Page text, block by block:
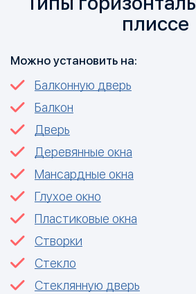
плиссе
Можно установить на:
Балконную дверь
Балкон
Дверь
Деревянные окна
Мансардные окна
Глухое окно
Пластиковые окна
Створки
Стекло
Стеклянную дверь